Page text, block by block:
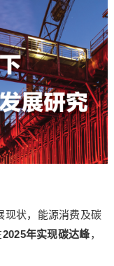
现状，能源消费及碳
2025年实现碳达峰，